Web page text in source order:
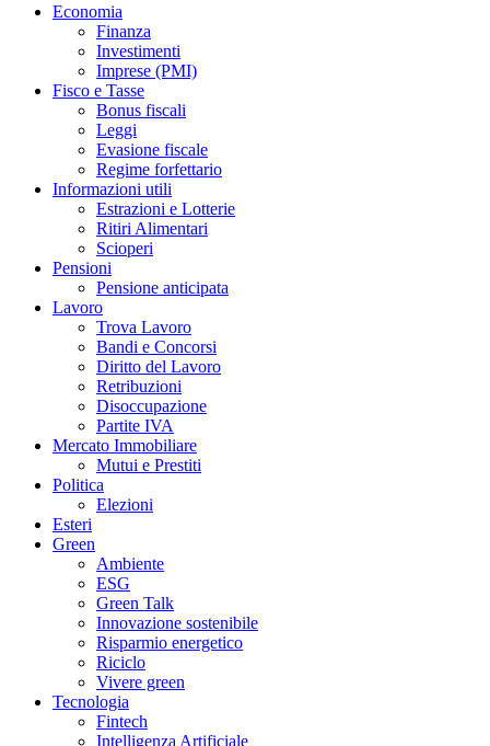
Economia
Finanza
Investimenti
Imprese (PMI)
Fisco e Tasse
Bonus fiscali
Leggi
Evasione fiscale
Regime forfettario
Informazioni utili
Estrazioni e Lotterie
Ritiri Alimentari
Scioperi
Pensioni
Pensione anticipata
Lavoro
Trova Lavoro
Bandi e Concorsi
Diritto del Lavoro
Retribuzioni
Disoccupazione
Partite IVA
Mercato Immobiliare
Mutui e Prestiti
Politica
Elezioni
Esteri
Green
Ambiente
ESG
Green Talk
Innovazione sostenibile
Risparmio energetico
Riciclo
Vivere green
Tecnologia
Fintech
Intelligenza Artificiale